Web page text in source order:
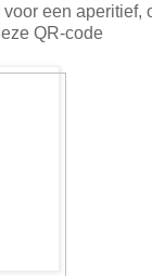
een aperitief,
QR-code